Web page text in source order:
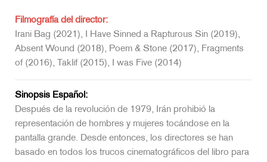
Filmografía del director:
Irani Bag (2021), I Have Sinned a Rapturous Sin (2019),
Absent Wound (2018), Poem & Stone (2017), Fragments
of (2016), Taklif (2015), I was Five (2014)
Sinopsis Español:
Después de la revolución de 1979, Irán prohibió la
representación de hombres y mujeres tocándose en la
pantalla grande. Desde entonces, los directores se han
basado en todos los trucos cinematográficos del libro para